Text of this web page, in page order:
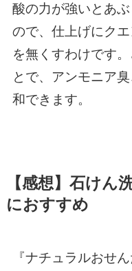
酸の力が強いとあ
ので、仕上げにク
を無くすわけです
とで、アンモニア
和できます。
【感想】石けん
におすすめ
『ナチュラルおせ